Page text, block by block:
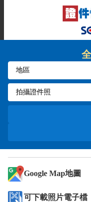
Google Map地圖
可下載照片電子檔